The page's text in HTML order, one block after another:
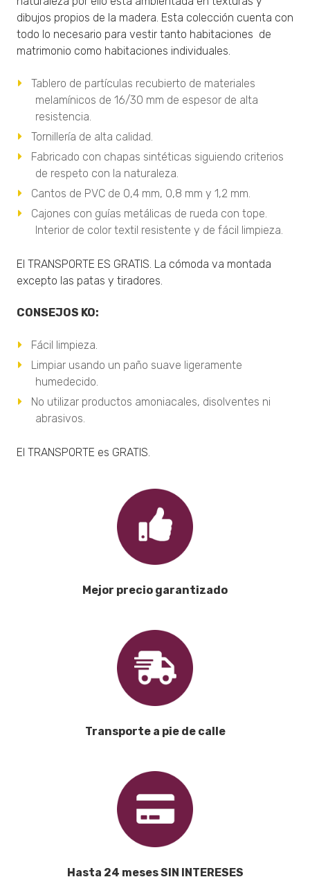
dibujos propios de la madera. Esta colección cuenta con
todo lo necesario para vestir tanto habitaciones de
matrimonio como habitaciones individuales.
Tablero de partículas recubierto de materiales
melamínicos de 16/30 mm de espesor de alta
resistencia.
Tornillería de alta calidad.
Fabricado con chapas sintéticas siguiendo criterios
de respeto con la naturaleza.
Cantos de PVC de 0,4 mm, 0,8 mm y 1,2 mm.
Cajones con guías metálicas de rueda con tope.
Interior de color textil resistente y de fácil limpieza.
El TRANSPORTE ES GRATIS. La cómoda va montada
excepto las patas y tiradores.
CONSEJOS KO:
Fácil limpieza.
Limpiar usando un paño suave ligeramente
humedecido.
No utilizar productos amoniacales, disolventes ni
abrasivos.
El TRANSPORTE es GRATIS.
Mejor precio garantizado
Transporte a pie de calle
Hasta 24 meses SIN INTERESES